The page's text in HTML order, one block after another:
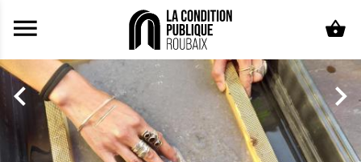
Aller au contenu principal